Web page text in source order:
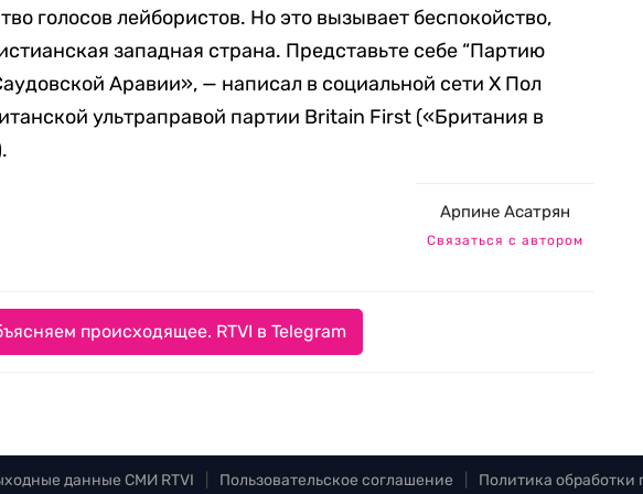
голосов лейбористов. Но это вызывает беспокойство,
западная страна. Представьте себе “Партию
Аравии», — написал в социальной сети X Пол
ультраправой партии Britain First («Британия в
Арпине Асатрян
Связаться с автором
происходящее. RTVI в Telegram
данные СМИ RTVI Пользовательское соглашение Политика